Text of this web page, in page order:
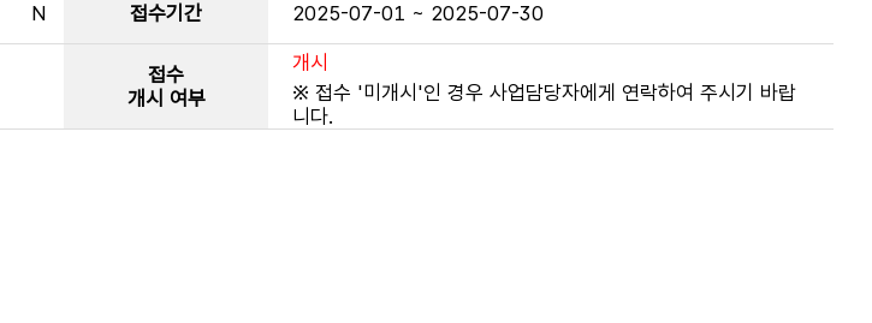
N 접수기간 2025-07-01 ~ 2025-07-30
접수
개시 여부
개시
※ 접수 '미개시'인 경우 사업담당자에게 연락하여 주시기 바랍
니다.